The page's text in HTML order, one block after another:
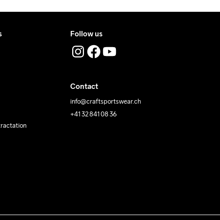
Follow us
Contact
info@craftsportswear.ch
+41 32 841 08 36